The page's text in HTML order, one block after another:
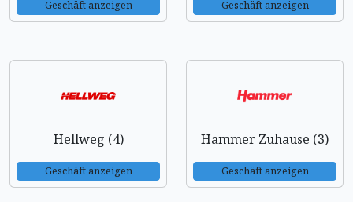
Geschäft anzeigen Geschäft anzeigen
Hellweg (4)
Geschäft anzeigen
Hammer Zuhause (3)
Geschäft anzeigen